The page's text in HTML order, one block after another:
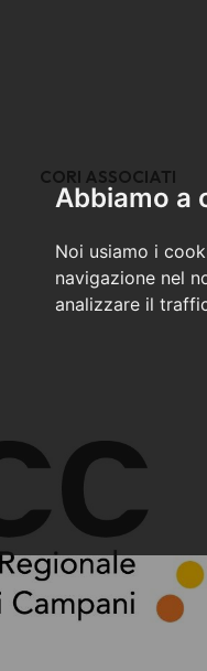
Abbiamo a
Noi usiamo i
navigazione nel
analizzare il
CORI ASSOCIATI